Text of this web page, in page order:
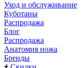
Уход и обслуживание
Куботаны
Распродажа
Блог
Распродажа
Анатомия ножа
Бренды